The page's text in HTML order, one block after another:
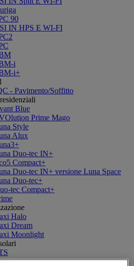
90
IN HPS E WI-FI
i
i+
- Pavimento/Soffitto
Blue
Prime Mago
Style
Alux
Duo-tec IN+
Compact+
Duo-tec IN+ versione Luna Space
Duo-tec+
tec Compact+
Halo
Dream
Moonlight